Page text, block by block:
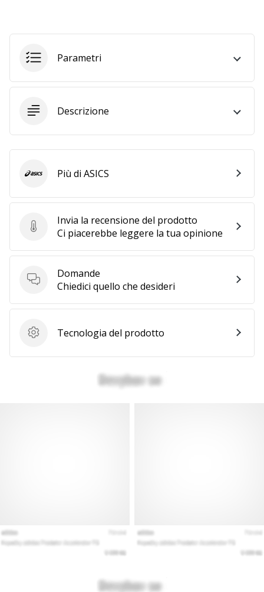
tutti gli
Parametri
Descrizione
Invia la recensione del prodotto
Invia la recensione del prodotto
Ci piacerebbe leggere la tua opinione
Domande
Domande
Chiedici quello che desideri
Tecnologia del prodotto
Tecnologia del prodotto
ASICSPiù di ASICS